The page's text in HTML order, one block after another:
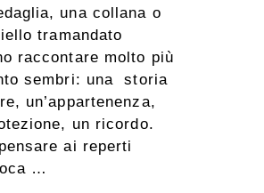
una collana o
tramandato
raccontare molto più
sembri: una storia
un’appartenenza,
un ricordo.
ai reperti
…